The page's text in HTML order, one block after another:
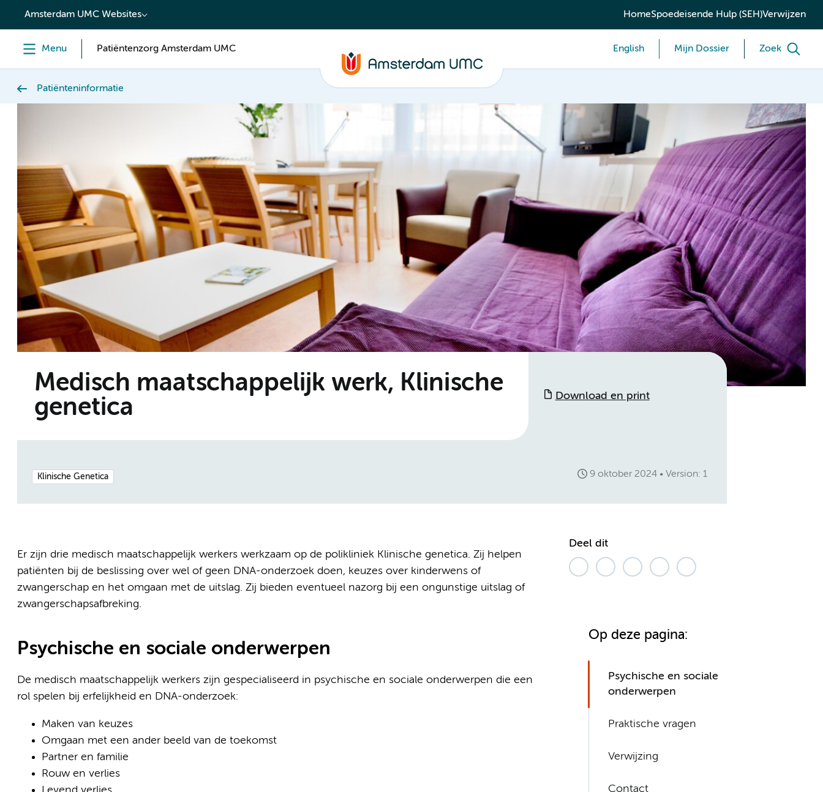
content
Amsterdam UMC Websites HomeSpoedeisende Hulp (SEH)Verwijzen
Menu Patiëntenzorg Amsterdam UMC English Mijn Dossier Zoek
Patiënteninformatie
Medisch maatschappelijk werk, Klinische
genetica
Download en print
Klinische Genetica 9 oktober 2024 Version: 1
Er zijn drie medisch maatschappelijk werkers werkzaam op de polikliniek Klinische genetica. Zij helpen
patiënten bij de beslissing over wel of geen DNA-onderzoek doen, keuzes over kinderwens of
zwangerschap en het omgaan met de uitslag. Zij bieden eventueel nazorg bij een ongunstige uitslag of
zwangerschapsafbreking.
Psychische en sociale onderwerpen
De medisch maatschappelijk werkers zijn gespecialiseerd in psychische en sociale onderwerpen die een
rol spelen bij erfelijkheid en DNA-onderzoek:
Maken van keuzes
Omgaan met een ander beeld van de toekomst
Partner en familie
Rouw en verlies
Deel dit
Op deze pagina:
Psychische en sociale
onderwerpen
Praktische vragen
Verwijzing
Contact